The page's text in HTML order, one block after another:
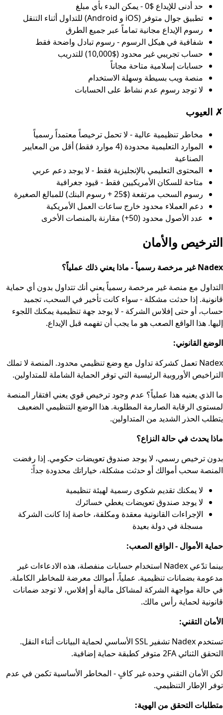
حد أدنى للإيداع $0 - يمكن البدء بأي مبلغ
تطبيق جوال متوفر (iOS و Android) للتداول أثناء التنقل
رسوم الإيداع مجانية تماماً عبر جميع الطرق
شفافية في هيكل الرسوم - رسوم تبادل واضحة فقط
حساب تجريبي غير محدود ($10,000) للتدريب
حسابات إسلامية متاحة مجاناً
منصة ويب بسيطة وسهلة الاستخدام
لا توجد رسوم عدم نشاط على الحسابات
✗ العيوب
مخاطر تنظيمية عالية - لا تحمل ترخيصاً معتمداً رسمياً
الموارد التعليمية محدودة (4 موارد فقط) أقل من المعايير
الصناعية
المحتوى التعليمي بالإنجليزية فقط - لا يوجد دعم عربي
متاحة للسكان الأمريكيين فقط - قيود جغرافية
رسوم السحب مرتفعة ($25 + رسوم البنك) للمبالغ الصغيرة
دعم العملاء محدود خارج ساعات العمل الأمريكية
عدد الأصول محدود (50+) مقارنة بالمنصات الأخرى
الترخيص والأمان
Nadex غير مرخصة رسمياً - ماذا يعني ذلك عملياً؟
التداول مع منصة غير مرخصة رسمياً يعني أنك تتداول بدون أي حماية
قانونية. إذا حدثت مشكلة - سواء كانت تأخير في السحب، تجميد
حساب، أو حتى إفلاس الشركة - لا يوجد جهة تنظيمية يمكنك اللجوء
إليها. هذا الواقع الصعب هو ما يجب أن تفهمه قبل الإيداع.
الوضع القانوني:
Nadex تعمل كشركة تداول مع وضع تنظيمي محدود. المنصة لا تملك
التراخيص الأوروبية الرئيسية التي توفر الحماية الشاملة للمتداولين.
ما الذي يعنيه هذا عملياً؟ عدم وجود ترخيص قوي يعني افتقار المنصة
لمستوى الرقابة الصارمة المطلوبة. هذا الوضع التنظيمي الضعيف
يتطلب الحذر الشديد من المتداولين.
ماذا يحدث في حالة النزاع؟
بدون ترخيص رسمي، لا يوجد صندوق تعويضات حكومي. إذا رفضت
المنصة سحب أموالك أو حدثت مشكلة، خياراتك محدودة جداً:
لا يمكنك تقديم شكوى رسمية لهيئة تنظيمية
لا يوجد صندوق تعويضات يغطي خسائرك
الإجراءات القانونية معقدة ومكلفة، خاصة إذا كانت الشركة
مسجلة في دولة بعيدة
حماية الأموال - الواقع الصعب:
بينما تدّعي Nadex استخدام حسابات منفصلة، هذه الادعاءات غير
مدعومة بضمانات تنظيمية. عملياً، أموالك معرضة للمخاطر الكاملة.
في حالة مواجهة الشركة لمشاكل مالية أو إفلاس، لا توجد ضمانات
قانونية لحماية رأس مالك.
الأمان التقني:
تستخدم Nadex تشفير SSL الأساسي لحماية البيانات أثناء النقل.
التحقق الثنائي 2FA متوفر كطبقة حماية إضافية.
لكن الأمان التقني وحده غير كافٍ - المخاطر الأساسية تكمن في عدم
توفر الإطار التنظيمي.
متطلبات التحقق من الهوية: